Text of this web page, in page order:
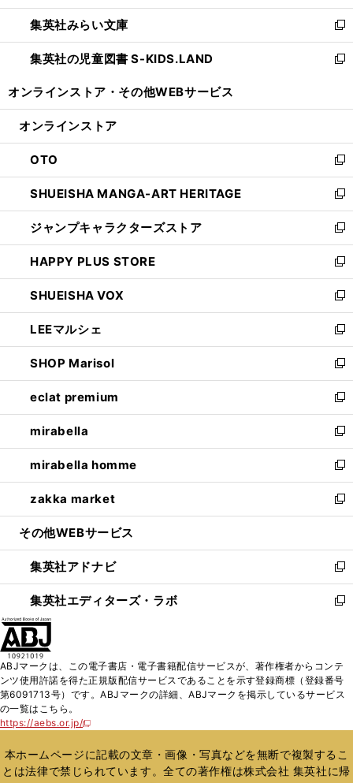
開
く
ウ
で
開
く
ン
ド
ウ
で
ウ
ィ
ン
ド
開
集英社みらい文庫
新
し
い
ン
ウ
で
開
く
集英社の児童図書 S-KIDS.LAND
新
ウ
ン
ド
ウ
で
開
く
オンラインストア・ その他WEBサービス
オンラインストア
OTO
新
し
い
ウ
ィ
ン
ド
ウ
で
開
く
SHUEISHA MANGA-ART HERITAGE
新
し
い
ウ
ィ
ン
ド
ウ
で
開
く
ジャンプキャラクターズストア
新
し
い
ウ
ィ
ン
ド
ウ
で
開
く
HAPPY PLUS STORE
新
し
い
ウ
ィ
ン
ド
ウ
で
開
く
SHUEISHA VOX
新
し
い
ウ
ィ
ン
ド
ウ
で
開
く
LEEマルシェ
新
し
い
ウ
ィ
ン
ド
ウ
で
開
く
SHOP Marisol
新
し
い
ウ
ィ
ン
ド
ウ
で
開
eclat premium
新
し
い
ウ
ィ
ン
ド
ウ
開
く
mirabella
新
し
い
ウ
ィ
ン
ウ
で
開
く
mirabella homme
新
し
い
ウ
ン
ド
ウ
で
zakka market
新
し
ウ
ィ
ン
ド
く
その他WEBサービス
集英社アドナビ
新
し
い
ド
ウ
で
集英社エディターズ・ラボ
新
ィ
ン
ド
開
く
ABJマークは、この電子書店・電子書籍配信サービスが、著作権者からコンテ
ンツ使用許諾を得た正規版配信サービスであることを示す登録商標（登録番号
第6091713号）です。ABJマークの詳細、ABJマークを掲示しているサービス
の一覧はこちら。
https://aebs.or.jp/
新
い
ウ
ィ
本ホームページに記載の文章・画像・写真などを無断で複製するこ
とは法律で禁じられています。全ての著作権は株式会社 集英社に帰